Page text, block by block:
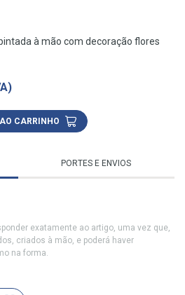
à mão com decoração flores
CARRINHO
PORTES E ENVIOS
exatamente ao artigo, uma vez que,
criados à mão, e poderá haver
na forma.